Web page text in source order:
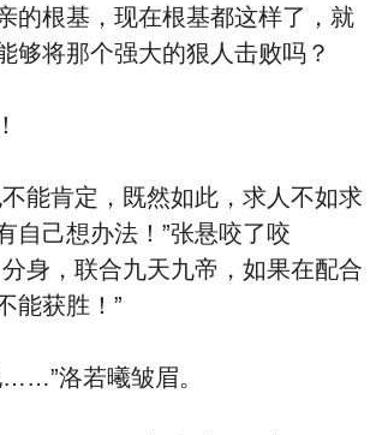
根基，现在根基都这样了，就
够将那个强大的狠人击败吗？
肯定，既然如此，求人不如求
己想办法！”张悬咬了咬
身，联合九天九帝，如果在配合
能获胜！”
洛若曦皱眉。